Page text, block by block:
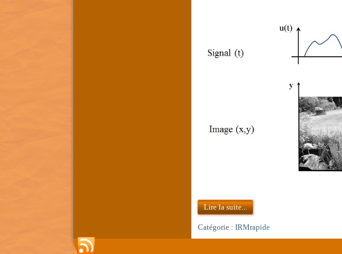
Lire la suite...
Catégorie : IRMrapide